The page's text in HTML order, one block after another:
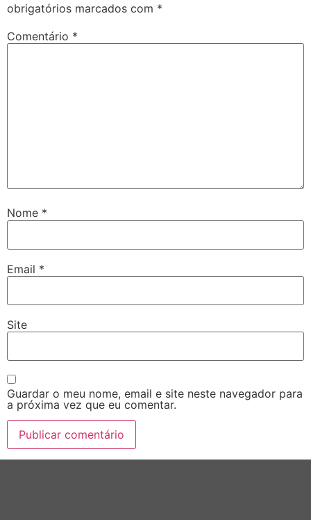
obrigatórios marcados com *
Comentário *
Nome *
Email *
Site
Guardar o meu nome, email e site neste navegador para
a próxima vez que eu comentar.